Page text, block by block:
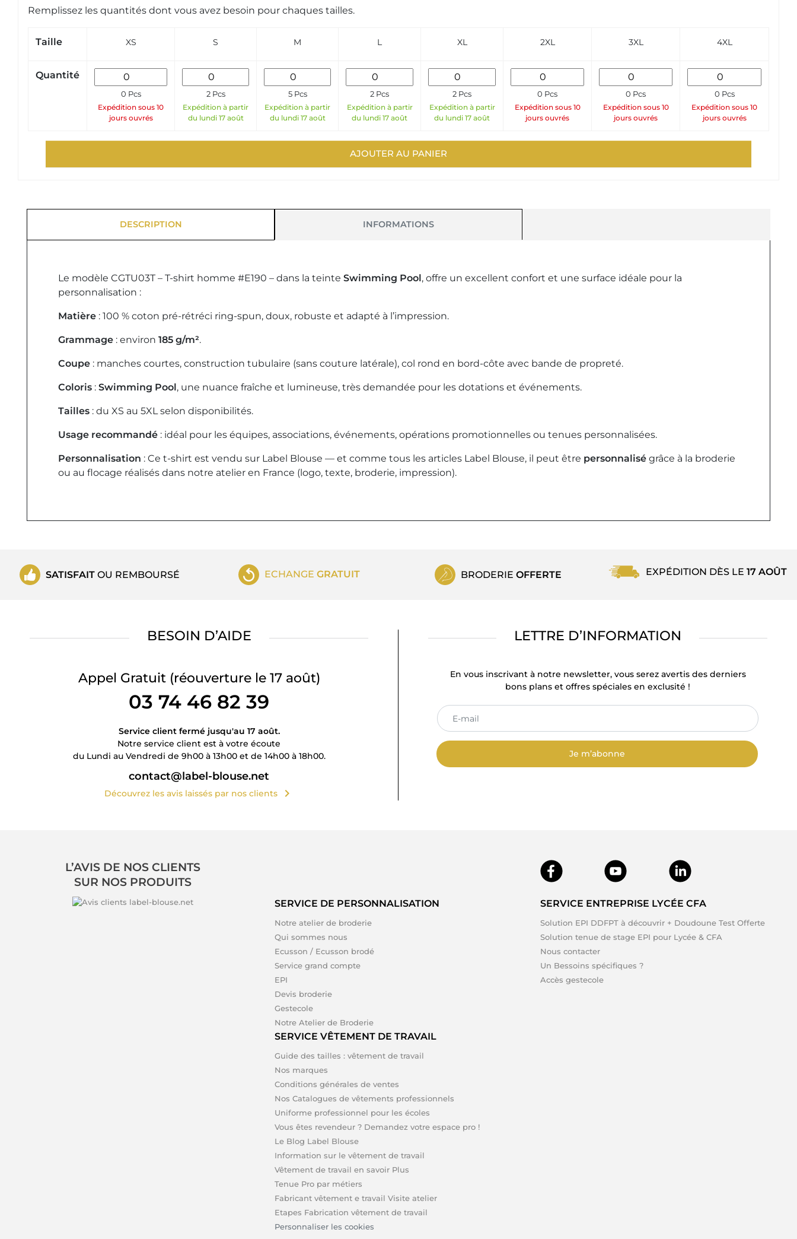
Remplissez les quantités dont vous avez besoin pour chaques tailles.
Taille XS S M L XL 2XL 3XL 4XL
Quantité
0 Pcs
Expédition sous 10
jours ouvrés
2 Pcs
Expédition à partir
du lundi 17 août
5 Pcs
Expédition à partir
du lundi 17 août
2 Pcs
Expédition à partir
du lundi 17 août
2 Pcs
Expédition à partir
du lundi 17 août
0 Pcs
Expédition sous 10
jours ouvrés
0 Pcs
Expédition sous 10
jours ouvrés
0 Pcs
Expédition sous 10
jours ouvrés
AJOUTER AU PANIER
DESCRIPTION INFORMATIONS
Le modèle CGTU03T – T-shirt homme #E190 – dans la teinte Swimming Pool, offre un excellent confort et une surface idéale pour la
personnalisation :
Matière : 100 % coton pré-rétréci ring-spun, doux, robuste et adapté à l’impression.
Grammage : environ 185 g/m².
Coupe : manches courtes, construction tubulaire (sans couture latérale), col rond en bord-côte avec bande de propreté.
Coloris : Swimming Pool, une nuance fraîche et lumineuse, très demandée pour les dotations et événements.
Tailles : du XS au 5XL selon disponibilités.
Usage recommandé : idéal pour les équipes, associations, événements, opérations promotionnelles ou tenues personnalisées.
Personnalisation : Ce t-shirt est vendu sur Label Blouse — et comme tous les articles Label Blouse, il peut être personnalisé grâce à la broderie
ou au flocage réalisés dans notre atelier en France (logo, texte, broderie, impression).
SATISFAIT OU REMBOURSÉ ECHANGE GRATUIT BRODERIE OFFERTE EXPÉDITION DÈS LE 17 AOÛT
BESOIN D’AIDE
Appel Gratuit (réouverture le 17 août)
03 74 46 82 39
Service client fermé jusqu'au 17 août.
Notre service client est à votre écoute
du Lundi au Vendredi de 9h00 à 13h00 et de 14h00 à 18h00.
contact@label-blouse.net
Découvrez les avis laissés par nos clients chevron_right
LETTRE D’INFORMATION
En vous inscrivant à notre newsletter, vous serez avertis des derniers
bons plans et offres spéciales en exclusité !
Je m’abonne
L’AVIS DE NOS CLIENTS
SUR NOS PRODUITS
SERVICE DE PERSONNALISATION
Notre atelier de broderie
Qui sommes nous
Ecusson / Ecusson brodé
Service grand compte
EPI
Devis broderie
Gestecole
Notre Atelier de Broderie
SERVICE ENTREPRISE LYCÉE CFA
Solution EPI DDFPT à découvrir + Doudoune Test Offerte
Solution tenue de stage EPI pour Lycée & CFA
Nous contacter
Un Bessoins spécifiques ?
Accès gestecole
SERVICE VÊTEMENT DE TRAVAIL
Guide des tailles : vêtement de travail
Nos marques
Conditions générales de ventes
Nos Catalogues de vêtements professionnels
Uniforme professionnel pour les écoles
Vous êtes revendeur ? Demandez votre espace pro !
Le Blog Label Blouse
Information sur le vêtement de travail
Vêtement de travail en savoir Plus
Tenue Pro par métiers
Fabricant vêtement e travail Visite atelier
Etapes Fabrication vêtement de travail
Personnaliser les cookies